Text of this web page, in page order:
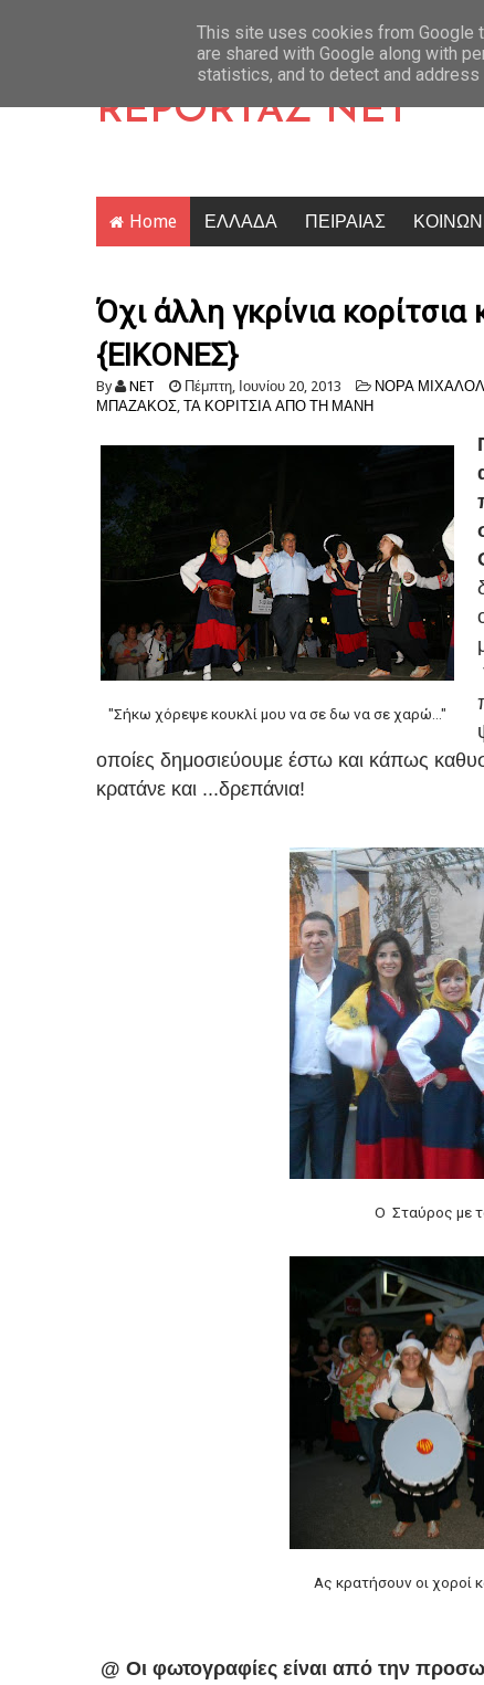
Latest News
Η Μύκονος πήρε φωτιά: Κίντμαν, Σαλντάνα και Κέιτι Πέρι
REPORTAZ NET
Home ΕΛΛΑΔΑ ΠΕΙΡΑΙΑΣ
Όχι άλλη γκρίνια
{ΕΙΚΟΝΕΣ}
By NET Πέμπτη, Ιουνίου 20, 2013 ΝΟΡΑ
ΜΠΑΖΑΚΟΣ, ΤΑ ΚΟΡΙΤΣΙΑ ΑΠΟ ΤΗ ΜΑΝΗ
"Σήκω χόρεψε κουκλί μου να σε δω να σε χαρώ..."
οποίες δημοσιεύουμε έστω και κάπως
κρατάνε και ...δρεπάνια!
Ο Σταύρος με
Ας κρατήσουν οι χοροί
@ Οι φωτογραφίες είναι από την
This site uses cookies from Google
are shared with Google along with
statistics, and to detect and address